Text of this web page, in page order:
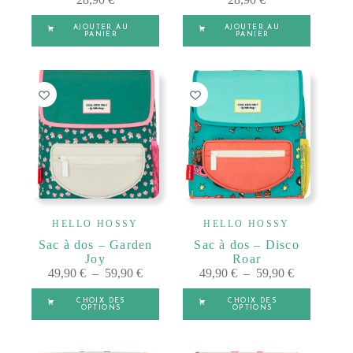
AJOUTER AU
PANIER
AJOUTER AU
PANIER
HELLO HOSSY
Sac à dos – Garden
Joy
49,90€ – 59,90€Plage
de
CHOIX DES
OPTIONS
Ce
produit
a
HELLO HOSSY
Sac à dos – Disco
Roar
49,90€ – 59,90€Plage
de
CHOIX DES
OPTIONS
Ce
produit
a